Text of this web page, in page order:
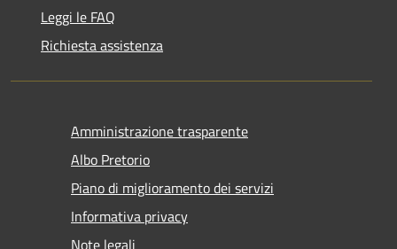
Leggi le FAQ
Richiesta assistenza
Amministrazione trasparente
Albo Pretorio
Piano di miglioramento dei servizi
Informativa privacy
Note legali